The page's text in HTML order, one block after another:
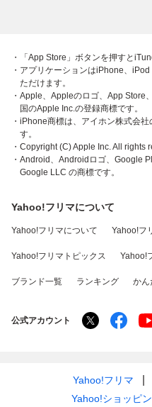
・「App Store」ボタンを押すと
・アプリケーションはiPhone、
ただけます。
・Apple、Appleのロゴ、App Store
国のApple Inc.の登録商標です。
・iPhone商標は、アイホン株式会
す。
・Copyright (C) Apple Inc. All rights
・Android、Androidロゴ、Google
Google LLC の商標です。
Yahoo!フリマについて
Yahoo!フリマについて Yahoo!フ
Yahoo!フリマトピックス Yahoo!
ブランド一覧 ランキング かん
公式アカウント
Yahoo!フリマ
Yahoo!ショッピ